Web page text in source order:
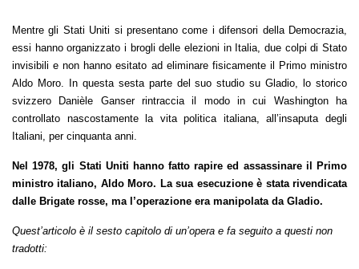
Mentre gli Stati Uniti si presentano come i difensori della Democrazia,
essi hanno organizzato i brogli delle elezioni in Italia, due colpi di Stato
invisibili e non hanno esitato ad eliminare fisicamente il Primo ministro
Aldo Moro. In questa sesta parte del suo studio su Gladio, lo storico
svizzero Danièle Ganser rintraccia il modo in cui Washington ha
controllato nascostamente la vita politica italiana, all’insaputa degli
Italiani, per cinquanta anni.
Nel 1978, gli Stati Uniti hanno fatto rapire ed assassinare il Primo
ministro italiano, Aldo Moro. La sua esecuzione è stata rivendicata
dalle Brigate rosse, ma l’operazione era manipolata da Gladio.
Quest’articolo è il sesto capitolo di un’opera e fa seguito a questi non
tradotti: